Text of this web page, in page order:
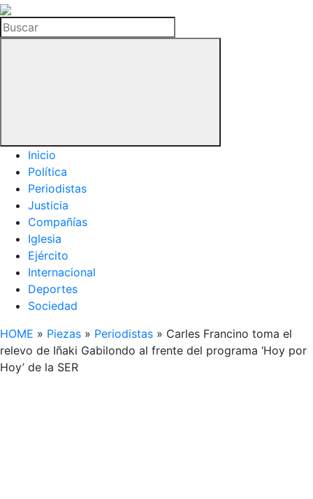
La
Hemeroteca
del
Buscar
Inicio
Política
Periodistas
Justicia
Compañías
Iglesia
Ejército
Internacional
Deportes
Sociedad
HOME » Piezas » Periodistas » Carles Francino toma el
relevo de Iñaki Gabilondo al frente del programa ‘Hoy por
Hoy’ de la SER